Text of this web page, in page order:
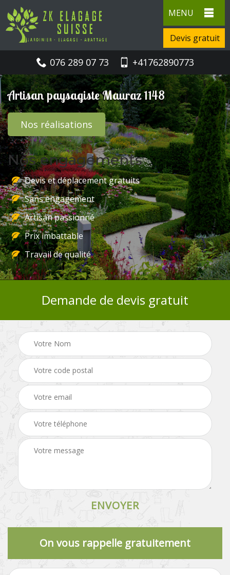
MENU
Devis gratuit
076 289 07 73 +41762890773
Artisan paysagiste Mauraz 1148
Nos réalisations
Nos engagements
Devis et déplacement gratuits
Sans engagement
Artisan passionné
Prix imbattable
Travail de qualité
Demande de devis gratuit
On vous rappelle gratuitement